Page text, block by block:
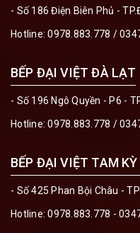
- Số 186 Điện Biên Phủ -
Hotline:0978.883.778 /
BẾP ĐẠI VIỆT ĐÀ LẠT
- Số 196 Ngô Quyền - P6 -
Hotline:0978.883.778 /
BẾP ĐẠI VIỆT TAM
- Số 425 Phan Bội Châu -
Hotline:0978.883.778 -